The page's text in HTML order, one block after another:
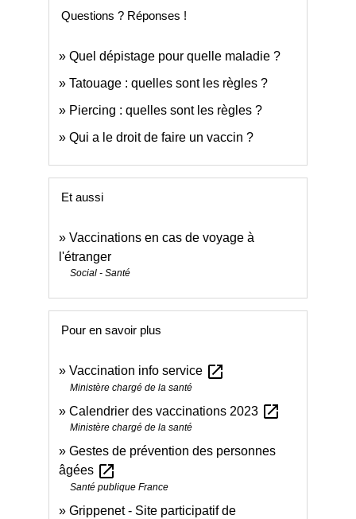
Questions ? Réponses !
Quel dépistage pour quelle maladie ?
Tatouage : quelles sont les règles ?
Piercing : quelles sont les règles ?
Qui a le droit de faire un vaccin ?
Et aussi
Vaccinations en cas de voyage à
l'étranger
Social - Santé
Pour en savoir plus
Vaccination info service open_in_new
Ministère chargé de la santé
Calendrier des vaccinations 2023 open_in_new
Ministère chargé de la santé
Gestes de prévention des personnes
âgées open_in_new
Santé publique France
Grippenet - Site participatif de